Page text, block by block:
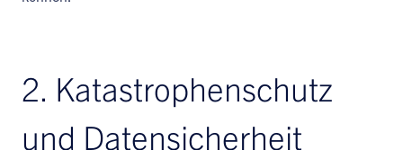
2. Katastrophenschutz
und Datensicherheit